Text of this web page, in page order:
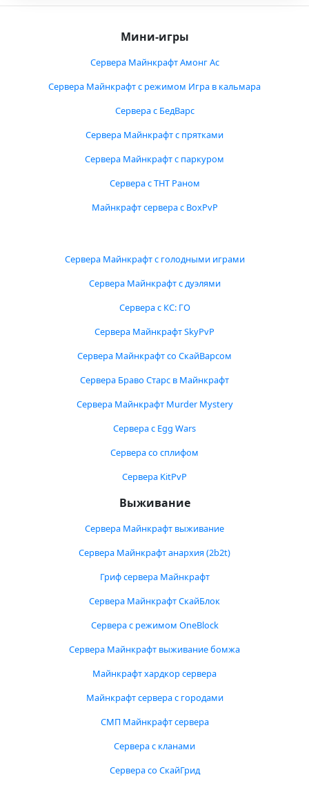
Мини-игры
Сервера Майнкрафт Амонг Ас
Сервера Майнкрафт с режимом Игра в кальмара
Сервера с БедВарс
Сервера Майнкрафт с прятками
Сервера Майнкрафт с паркуром
Сервера с ТНТ Раном
Майнкрафт сервера с BoxPvP
Сервера Майнкрафт с голодными играми
Сервера Майнкрафт с дуэлями
Сервера с КС: ГО
Сервера Майнкрафт SkyPvP
Сервера Майнкрафт со СкайВарсом
Сервера Браво Старс в Майнкрафт
Сервера Майнкрафт Murder Mystery
Сервера с Egg Wars
Сервера со сплифом
Сервера KitPvP
Выживание
Сервера Майнкрафт выживание
Сервера Майнкрафт анархия (2b2t)
Гриф сервера Майнкрафт
Сервера Майнкрафт СкайБлок
Сервера с режимом OneBlock
Сервера Майнкрафт выживание бомжа
Майнкрафт хардкор сервера
Майнкрафт сервера с городами
СМП Майнкрафт сервера
Сервера с кланами
Сервера со СкайГрид